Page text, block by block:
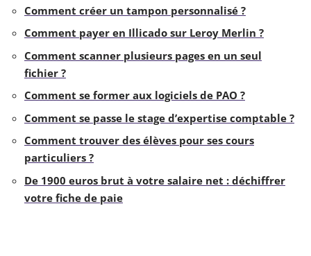
Comment créer un tampon personnalisé ?
Comment payer en Illicado sur Leroy Merlin ?
Comment scanner plusieurs pages en un seul
fichier ?
Comment se former aux logiciels de PAO ?
Comment se passe le stage d’expertise comptable ?
Comment trouver des élèves pour ses cours
particuliers ?
De 1900 euros brut à votre salaire net : déchiffrer
votre fiche de paie